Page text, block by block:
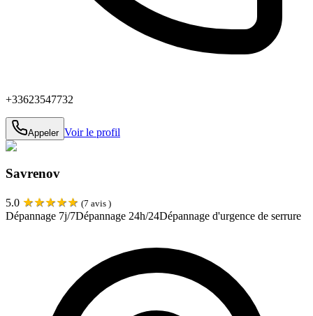
+33623547732
Appeler Voir le profil
Savrenov
5.0 ★★★★★ (7 avis )
Dépannage 7j/7Dépannage 24h/24Dépannage d'urgence de serrure